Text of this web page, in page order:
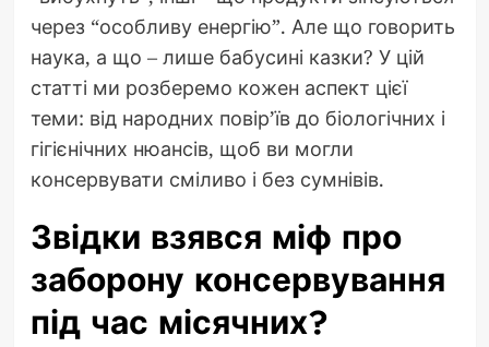
через “особливу енергію”. Але що говорить
наука, а що – лише бабусині казки? У цій
статті ми розберемо кожен аспект цієї
теми: від народних повір’їв до біологічних і
гігієнічних нюансів, щоб ви могли
консервувати сміливо і без сумнівів.
Звідки взявся міф про
заборону консервування
під час місячних?